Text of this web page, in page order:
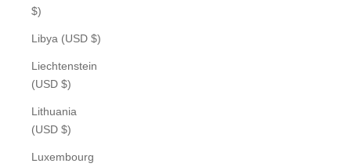
$)
Libya (USD $)
Liechtenstein
(USD $)
Lithuania
(USD $)
Luxembourg